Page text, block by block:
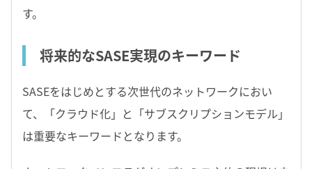
す。
将来的なSASE実現のキーワード
SASEをはじめとする次世代のネットワークにおい
て、「クラウド化」と「サブスクリプションモデル」
は重要なキーワードとなります。